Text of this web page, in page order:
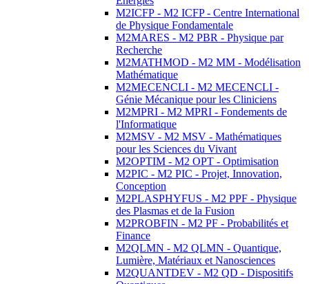
M2ICFP - M2 ICFP - Centre International
de Physique Fondamentale
M2MARES - M2 PBR - Physique par
Recherche
M2MATHMOD - M2 MM - Modélisation
Mathématique
M2MECENCLI - M2 MECENCLI -
Génie Mécanique pour les Cliniciens
M2MPRI - M2 MPRI - Fondements de
l'Informatique
M2MSV - M2 MSV - Mathématiques
pour les Sciences du Vivant
M2OPTIM - M2 OPT - Optimisation
M2PIC - M2 PIC - Projet, Innovation,
Conception
M2PLASPHYFUS - M2 PPF - Physique
des Plasmas et de la Fusion
M2PROBFIN - M2 PF - Probabilités et
Finance
M2QLMN - M2 QLMN - Quantique,
Lumière, Matériaux et Nanosciences
M2QUANTDEV - M2 QD - Dispositifs